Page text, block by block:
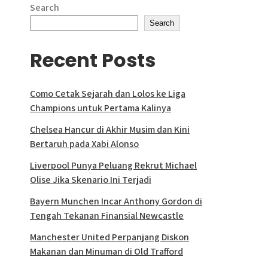
Search
Search
Recent Posts
Como Cetak Sejarah dan Lolos ke Liga
Champions untuk Pertama Kalinya
Chelsea Hancur di Akhir Musim dan Kini
Bertaruh pada Xabi Alonso
Liverpool Punya Peluang Rekrut Michael
Olise Jika Skenario Ini Terjadi
Bayern Munchen Incar Anthony Gordon di
Tengah Tekanan Finansial Newcastle
Manchester United Perpanjang Diskon
Makanan dan Minuman di Old Trafford